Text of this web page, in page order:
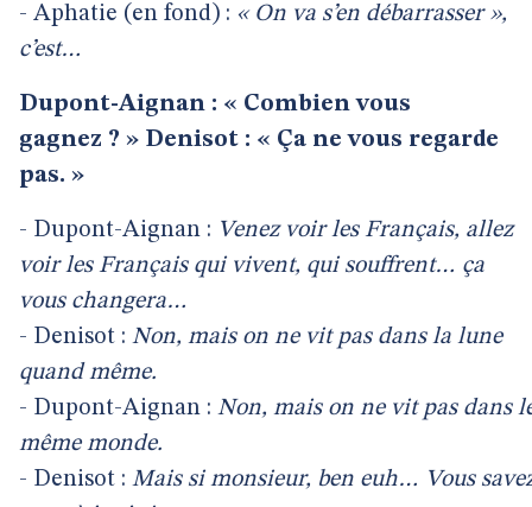
- Aphatie (en fond) : « On va s’en débarrasser »,
c’est…
Dupont-Aignan : « Combien vous
gagnez ? » Denisot : « Ça ne vous regarde
pas. »
- Dupont-Aignan : Venez voir les Français, allez
voir les Français qui vivent, qui souffrent… ça
vous changera…
- Denisot : Non, mais on ne vit pas dans la lune
quand même.
- Dupont-Aignan : Non, mais on ne vit pas dans
même monde.
- Denisot : Mais si monsieur, ben euh… Vous